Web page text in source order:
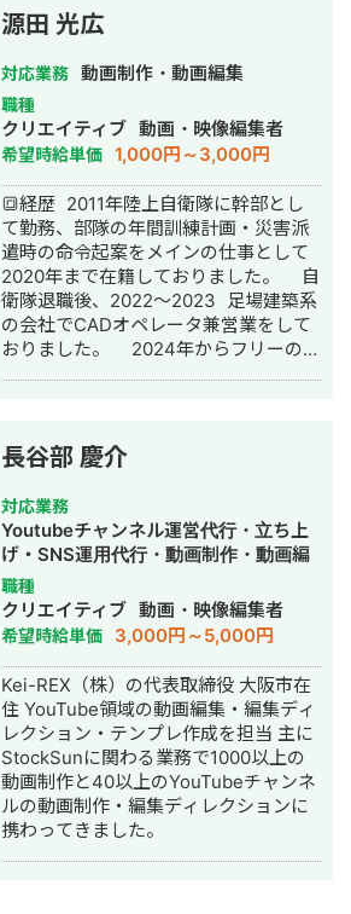
代のトレンドに着いていくことに必死
なので、 業界外の人は、最新情報を常
にインプットすることはほとんど不可
能なんじゃないかとさえ思ってしまい
ます。。 ----------------------------
-------------------------------------
------------------- 世にホームページ
制作会社・フリーランスは無数に存在
する中、 私がこうやって生き残れてい
るのは、下記3つなのかなと考えていま
す。 ①WEB初心者の中小企業様や店
舗様にもの凄く丁寧にやりとりをする
②見やすいシンプルな設計 ③価格が
良心的 「①」について、 冒頭でもお
伝えしたように、「昨日の情報は次の
日にはもう遅い」というほどにWEBの
が別にある業界外の方が知ることって
不可能なんじゃないかと思います。た
だ、WEBの活用というのは現代で商売
を行う上で必要不可欠なので、詳しく
ない事業様にとっては優しくない時代
なのかなとも思ってしまいます。 そん
な時代だからこそ私はお客様の抱えて
らっしゃるお悩みや不安点などを寄り
添って解決したいという思いでお仕事
をさせていただいております。 「②」
について、 数多あるWEB制作会社に
は、「デザインがユニーク」「技術力
が高い」などそれぞれ会社ごとに特徴
があります。 私が制作させていただく
サイトは、ユーザーにとって「見やす
い・操作しやすい」を徹底されている
ことが特徴です。 WEBに詳しくない方
にも「わかりやすい」「整理されてい
源田 光広
対応業務 動画制作・動画編集
職種
クリエイティブ 動画・映像編集者
希望時給単価 1,000円～3,000円
🔳経歴 2011年陸上自衛隊に幹部とし
て勤務、部隊の年間訓練計画・災害派
遣時の命令起案をメインの仕事として
2020年まで在籍しておりました。 自
衛隊退職後、2022〜2023 足場建築系
の会社でCADオペレータ兼営業をして
おりました。 2024年からフリーの動
長谷部 慶介
対応業務
Youtubeチャンネル運営代行・立ち上
げ・SNS運用代行・動画制作・動画編
集
職種
クリエイティブ 動画・映像編集者
希望時給単価 3,000円～5,000円
Kei-REX（株）の代表取締役 大阪市在
住 YouTube領域の動画編集・編集ディ
レクション・テンプレ作成を担当 主に
StockSunに関わる業務で1000以上の
動画制作と40以上のYouTubeチャンネ
ルの動画制作・編集ディレクションに
携わってきました。